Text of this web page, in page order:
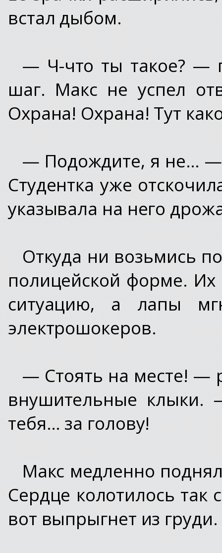
встал дыбом.
— Ч-что ты такое? —
шаг. Макс не успел
Охрана! Охрана! Тут
— Подождите, я не… —
Студентка уже
указывала на него
Откуда ни возьмись
полицейской форме. Их
ситуацию, а лапы
электрошокеров.
— Стоять на месте! —
внушительные
тебя… за голову!
Макс медленно
Сердце колотилось так
вот выпрыгнет из груди.